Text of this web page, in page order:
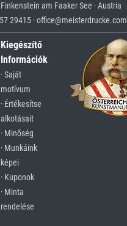
am Faaker See · Austria
29415 · office@meisterdrucke.com
Kiegészítő
Információk
· Saját
motívum
· Értékesítse
alkotásait
· Minőség
· Munkáink
képei
· Kuponok
· Minta
rendelése